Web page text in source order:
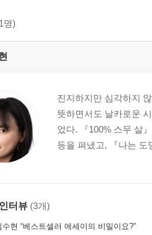
명)
진지하지만 심각하지
뜻하면서도 날카로운
었다. 『100% 스무 살
등을 펴냈고, 『나는 도
터뷰 (3개)
수현 “베스트셀러 에세이의 비밀이요?”